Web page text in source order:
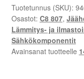
ja
Peugeot
807
1485728080
6441T9
Tuotetunnus (SKU):
Osastot: C8 807,
Lämmitys- ja
Sähkökomponentit
Avainsanat tuotteelle